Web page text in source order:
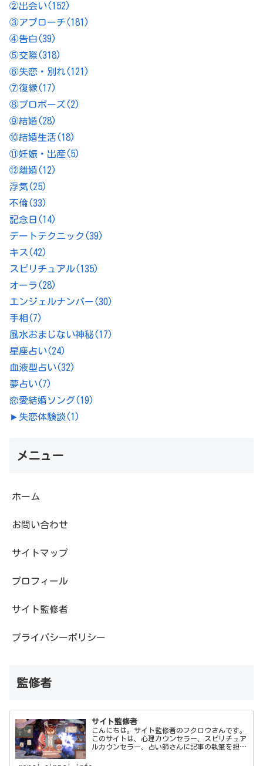
②出会い(152)
③アプローチ(181)
④告白(39)
⑤交際(318)
⑥失恋・別れ(121)
⑦復縁(17)
⑧プロポーズ(2)
⑨結婚(28)
⑩結婚生活(18)
⑪妊娠・出産(5)
⑫離婚(12)
浮気(25)
不倫(33)
記念日 (14)
デートテクニック (39)
キス (42)
スピリチュアル(135)
オーラ (28)
エンジェルナンバー(30)
手相 (7)
風水おまじない神秘(17)
星座占い(24)
血液型占い(32)
夢占い(7)
恋愛結婚ソング(19)
► 失恋体験談(1)
メニュー
ホーム
お問い合わせ
サイトマップ
プロフィール
サイト監修者
プライバシーポリシー
監修者
サイト監修者
こんにちは。サイト監修者のフクロウさんです。
このサイトは、心理カウンセラー、スピリチュア
ルカウンセラー、占い師さんに記事の執筆を担当